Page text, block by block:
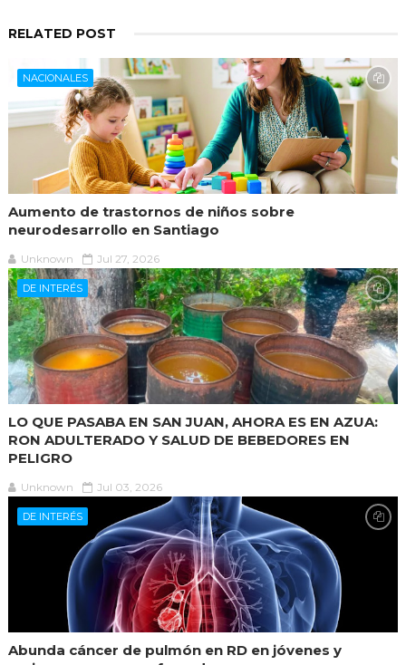
RELATED POST
NACIONALES
Aumento de trastornos de niños sobre
neurodesarrollo en Santiago
Unknown Jul 27, 2026
DE INTERÉS
LO QUE PASABA EN SAN JUAN, AHORA ES EN AZUA:
RON ADULTERADO Y SALUD DE BEBEDORES EN
PELIGRO
Unknown Jul 03, 2026
DE INTERÉS
Abunda cáncer de pulmón en RD en jóvenes y